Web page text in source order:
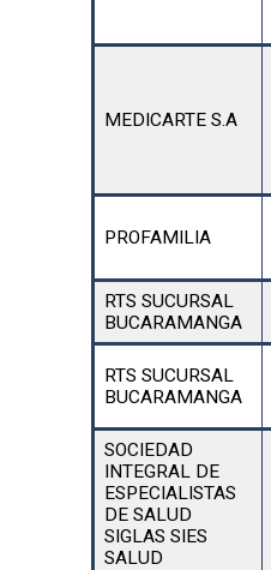
MEDICARTE S.A
PROFAMILIA
RTS SUCURSAL
BUCARAMANGA
RTS SUCURSAL
BUCARAMANGA
SOCIEDAD
INTEGRAL DE
ESPECIALISTAS
DE SALUD
SIGLAS SIES
SALUD